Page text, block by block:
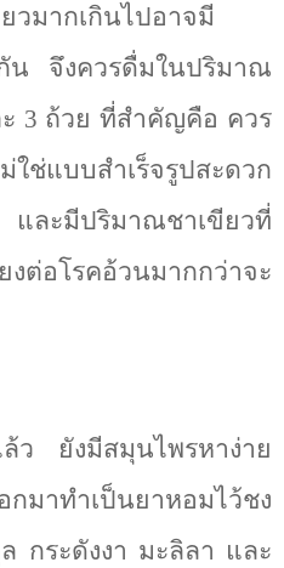
วมากเกินไปอาจมี
น จึงควรดื่มในปริมาณ
3 ถ้วย ที่สำคัญคือ ควร
ช่แบบสำเร็จรูปสะดวก
และมีปริมาณชาเขียวที่
ต่อโรคอ้วนมากกว่าจะ
ว ยังมีสมุนไพรหาง่าย
มาทำเป็นยาหอมไว้ชง
กระดังงา มะลิลา และ